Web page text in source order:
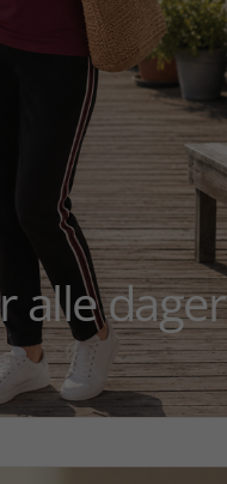
alle dager